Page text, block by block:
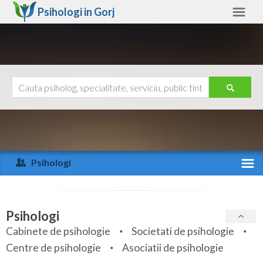
Psihologi in Gorj
Arad
Arges
Bihor
Bistrita-Nasaud
Ajutor
Psihologi
Specialitati
Servicii
Psihologi
Cabinete de psihologie
Societati de psihologie
Centre de psihologie
Asociatii de psihologie